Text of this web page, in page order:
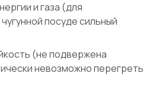
и газа (для
посуде сильный
(не подвержена
невозможно перегреть